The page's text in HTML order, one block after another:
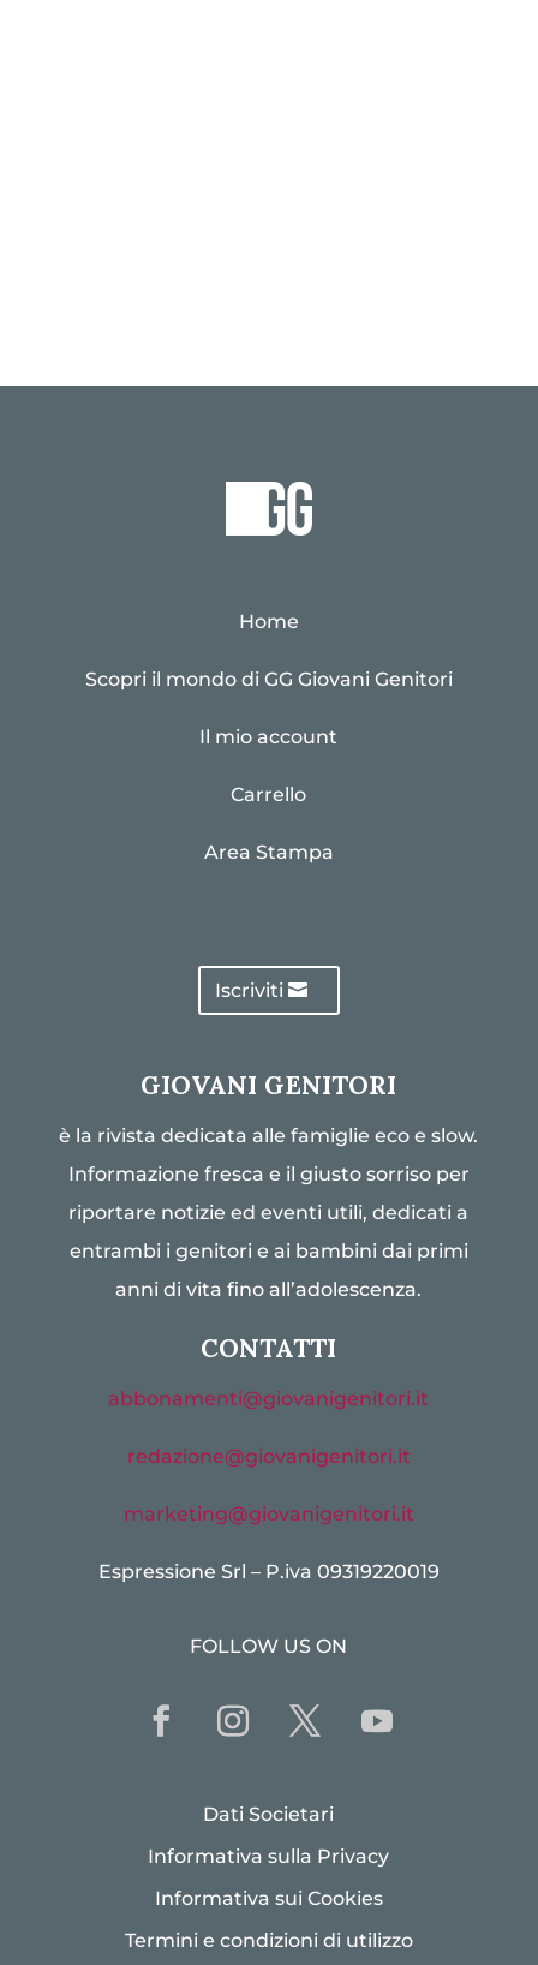
Home
Scopri il mondo di GG Giovani Genitori
Il mio account
Carrello
Area Stampa
Iscriviti
GIOVANI GENITORI
è la rivista dedicata alle famiglie eco e slow.
Informazione fresca e il giusto sorriso per
riportare notizie ed eventi utili, dedicati a
entrambi i genitori e ai bambini dai primi
anni di vita fino all’adolescenza.
CONTATTI
abbonamenti@giovanigenitori.it
redazione@giovanigenitori.it
marketing@giovanigenitori.it
Espressione Srl – P.iva 09319220019
FOLLOW US ON
Dati Societari
Informativa sulla Privacy
Informativa sui Cookies
Termini e condizioni di utilizzo